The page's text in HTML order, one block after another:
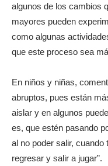
algunos de los cambios
mayores pueden
como algunas
que este proceso sea
En niños y niñas,
abruptos, pues están
aislar y en algunos
es, que estén pasando
al no poder salir, cuando
regresar y salir a jugar”.